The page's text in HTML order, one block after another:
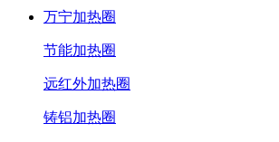
万宁加热圈
节能加热圈
远红外加热圈
铸铝加热圈